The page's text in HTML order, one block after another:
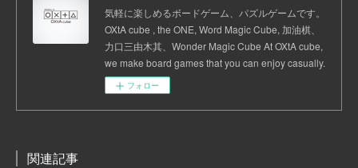
気軽に楽しめるボードゲーム、パズルゲームです。
OXtA cube , the ONE, Word Magic Cube, 加油棋、
力口三由木其、Wonder Magic Cube At OXtA cube,
we make board games that you can enjoy casually.
フォロー
関連記事